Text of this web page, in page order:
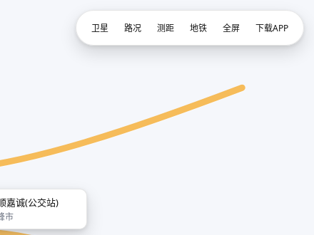
嘉诚(公交站)
市
卫星 路况 测距 地铁 全屏 下载APP